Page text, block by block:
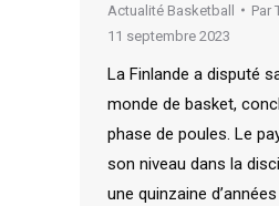
Actualité Basketball Par
11 septembre 2023
La Finlande a disputé
monde de basket,
phase de poules. Le
son niveau dans la
une quinzaine